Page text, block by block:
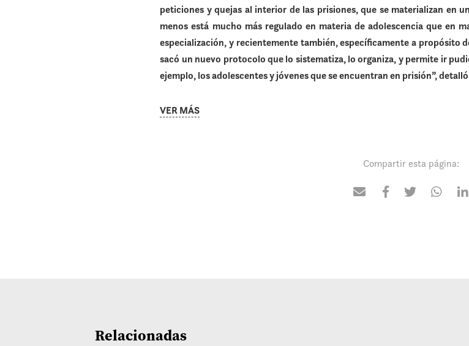
peticiones y quejas al interior de las prisiones, que se materializan en
menos está mucho más regulado en materia de adolescencia que en
especialización, y recientemente también, específicamente a propósito
sacó un nuevo protocolo que lo sistematiza, lo organiza, y permite ir
ejemplo, los adolescentes y jóvenes que se encuentran en prisión”,
VER MÁS
Compartir esta página:
Relacionadas